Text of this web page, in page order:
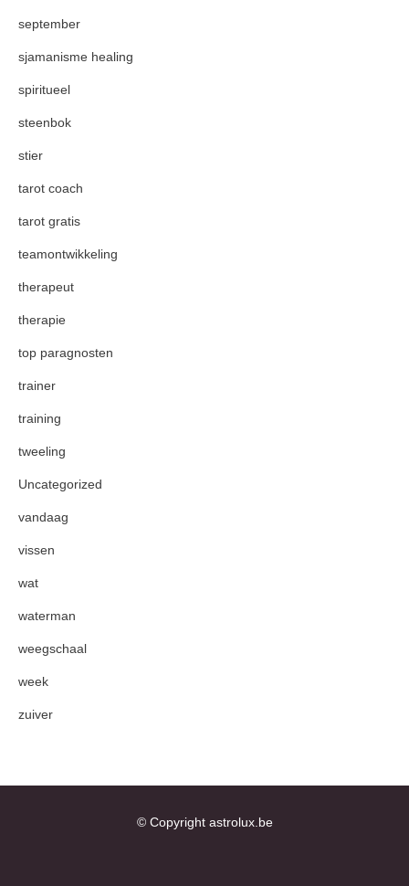
september
sjamanisme healing
spiritueel
steenbok
stier
tarot coach
tarot gratis
teamontwikkeling
therapeut
therapie
top paragnosten
trainer
training
tweeling
Uncategorized
vandaag
vissen
wat
waterman
weegschaal
week
zuiver
© Copyright astrolux.be